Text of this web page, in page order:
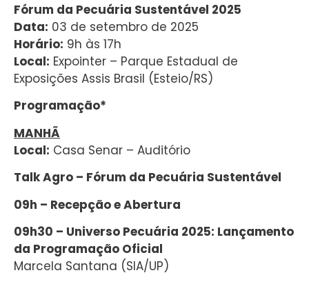
Fórum da Pecuária Sustentável 2025
Data: 03 de setembro de 2025
Horário: 9h às 17h
Local: Expointer – Parque Estadual de
Exposições Assis Brasil (Esteio/RS)
Programação*
MANHÃ
Local: Casa Senar – Auditório
Talk Agro – Fórum da Pecuária Sustentável
09h – Recepção e Abertura
09h30 – Universo Pecuária 2025: Lançamento
da Programação Oficial
Marcela Santana (SIA/UP)